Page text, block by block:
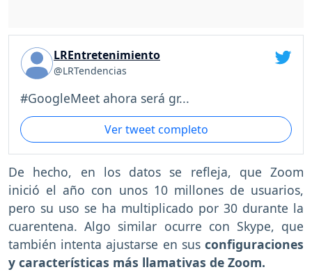
LREntretenimiento
@LRTendencias
#GoogleMeet ahora será gr...
Ver tweet completo
De hecho, en los datos se refleja, que Zoom
inició el año con unos 10 millones de usuarios,
pero su uso se ha multiplicado por 30 durante la
cuarentena. Algo similar ocurre con Skype, que
también intenta ajustarse en sus configuraciones
y características más llamativas de Zoom.